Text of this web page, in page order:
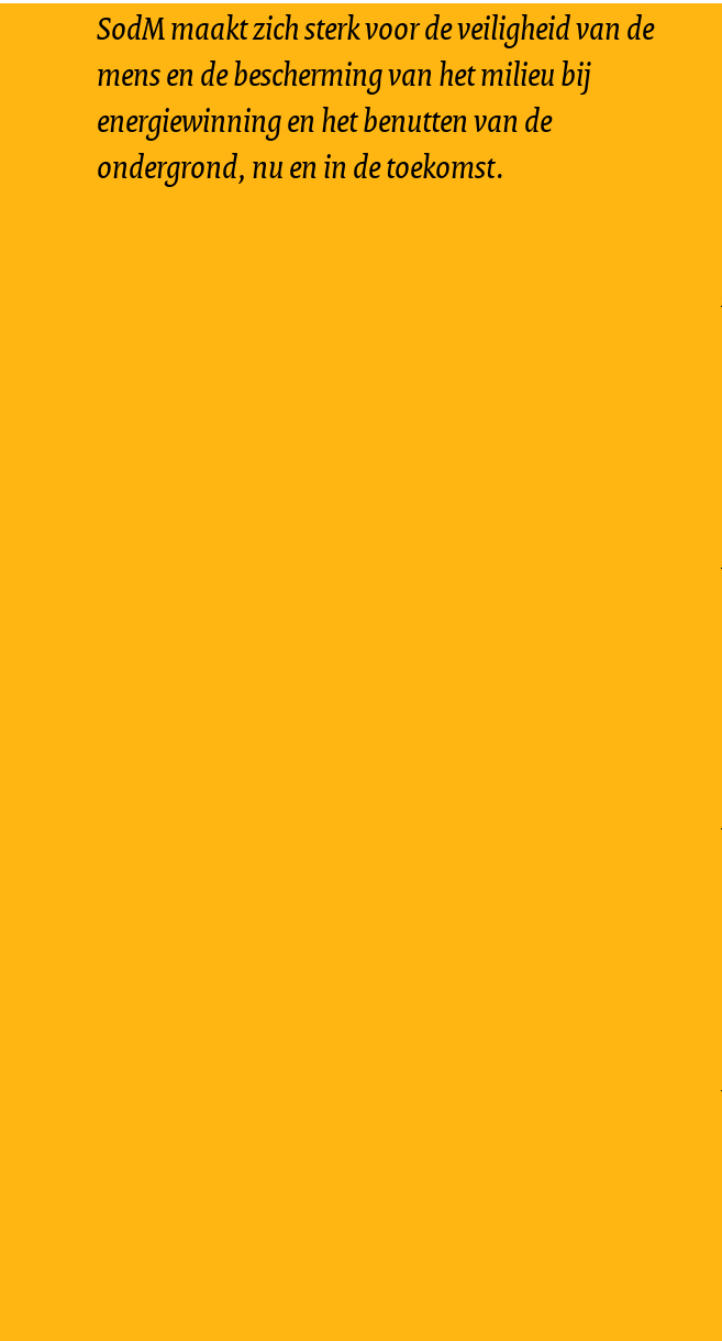
SodM maakt zich sterk voor de veiligheid van de
mens en de bescherming van het milieu bij
energiewinning en het benutten van de
ondergrond, nu en in de toekomst.